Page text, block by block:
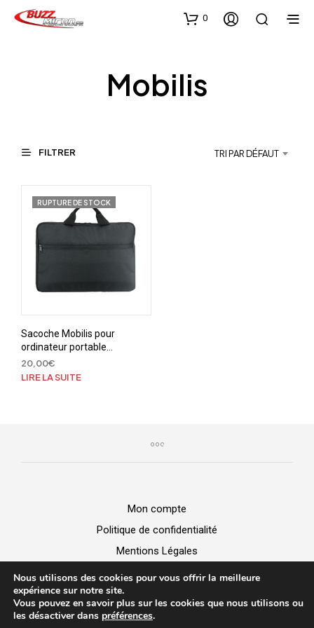
0
Mobilis
FILTRER TRI PAR DÉFAUT
RUPTURE DE STOCK
Sacoche Mobilis pour
ordinateur portable
jusqu’à 16″
20,00€
LIRE LA SUITE
Mon compte
Politique de confidentialité
Mentions Légales
BUZZ MICRO -Vente de matériel |Dépannage Informatique|
Création de site web
Nous utilisons des cookies pour vous offrir la meilleure
expérience sur notre site.
Vous pouvez en savoir plus sur les cookies que nous utilisons ou
les désactiver dans préférences.